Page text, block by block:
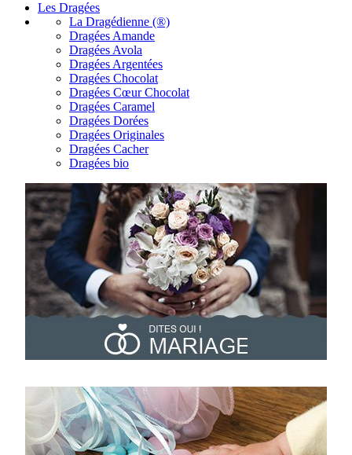
Les Dragées
La Dragédienne (®)
Dragées Amande
Dragées Avola
Dragées Argentées
Dragées Chocolat
Dragées Cœur Chocolat
Dragées Caramel
Dragées Dorées
Dragées Originales
Dragées Cacher
Dragées bio